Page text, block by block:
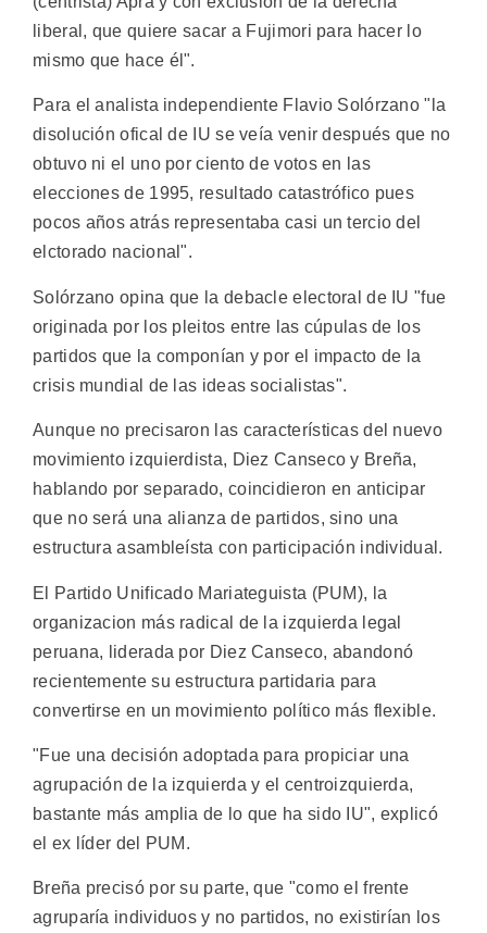
liberal, que quiere sacar a Fujimori para hacer lo
mismo que hace él".
Para el analista independiente Flavio Solórzano "la
disolución ofical de IU se veía venir después que no
obtuvo ni el uno por ciento de votos en las
elecciones de 1995, resultado catastrófico pues
pocos años atrás representaba casi un tercio del
elctorado nacional".
Solórzano opina que la debacle electoral de IU "fue
originada por los pleitos entre las cúpulas de los
partidos que la componían y por el impacto de la
crisis mundial de las ideas socialistas".
Aunque no precisaron las características del nuevo
movimiento izquierdista, Diez Canseco y Breña,
hablando por separado, coincidieron en anticipar
que no será una alianza de partidos, sino una
estructura asambleísta con participación individual.
El Partido Unificado Mariateguista (PUM), la
organizacion más radical de la izquierda legal
peruana, liderada por Diez Canseco, abandonó
recientemente su estructura partidaria para
convertirse en un movimiento político más flexible.
"Fue una decisión adoptada para propiciar una
agrupación de la izquierda y el centroizquierda,
bastante más amplia de lo que ha sido IU", explicó
el ex líder del PUM.
Breña precisó por su parte, que "como el frente
agruparía individuos y no partidos, no existirían los